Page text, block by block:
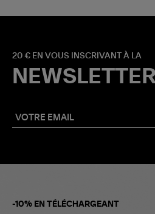
20 € EN VOUS INSCRIVANT À LA
NEWSLETTER
-10% EN TÉLÉCHARGEANT